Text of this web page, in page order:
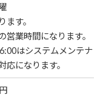
ます。
営業時間になります。
はシステムメンテナン
応になります。